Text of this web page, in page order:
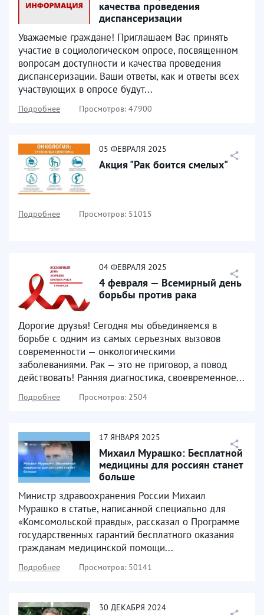
качества проведения
диспансеризации
Уважаемые граждане! Приглашаем Вас принять
участие в социологическом опросе, посвященном
вопросам доступности и качества проведения
диспансеризации. Ваши ответы, как и ответы всех
участвующих в опросе будут...
Подробнее Просмотров: 47900
05 ФЕВРАЛЯ 2025
Акция "Рак боится смелых"
Подробнее Просмотров: 51015
04 ФЕВРАЛЯ 2025
4 февраля — Всемирный день
борьбы против рака
Дорогие друзья! Сегодня мы объединяемся в
борьбе с одним из самых серьезных вызовов
современности — онкологическими
заболеваниями. Рак — это не приговор, а повод
действовать! Ранняя диагностика, своевременное...
Подробнее Просмотров: 2504
17 ЯНВАРЯ 2025
Михаил Мурашко: Бесплатной
медицины для россиян станет
больше
Министр здравоохранения России Михаил
Мурашко в статье, написанной специально для
«Комсомольской правды», рассказал о Программе
государственных гарантий бесплатного оказания
гражданам медицинской помощи...
Подробнее Просмотров: 50141
30 ДЕКАБРЯ 2024